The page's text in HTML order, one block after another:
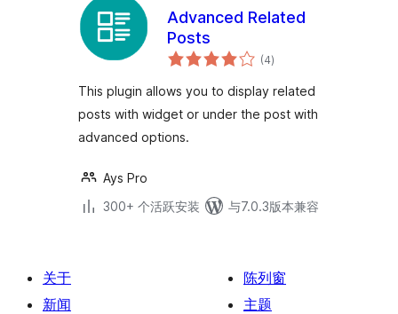
Advanced Related
Posts
(4总
评)
This plugin allows you to display related
posts with widget or under the post with
advanced options.
Ays Pro
300+ 个活跃安装
与7.0.3版本兼容
关于
新闻
陈列窗
主题